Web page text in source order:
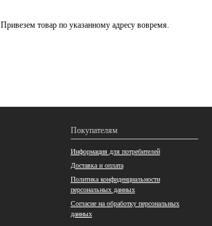
Привезем товар по указанному адресу вовремя.
Покупателям
Информация для потребителей
Доставка и оплата
Политика конфиденциальности
персональных данных
Согласие на обработку персональных
данных